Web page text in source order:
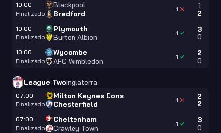
10:00
Finalizado
Blackpool
Bradford
1
2
1
10:00
Finalizado
Plymouth
Burton Albion
3
0
1
10:00
Finalizado
Wycombe
AFC Wimbledon
2
0
1
League TwoInglaterra
07:00
Finalizado
Milton Keynes Dons
Chesterfield
2
2
1
07:00
Finalizado
Cheltenham
Crawley Town
3
0
1